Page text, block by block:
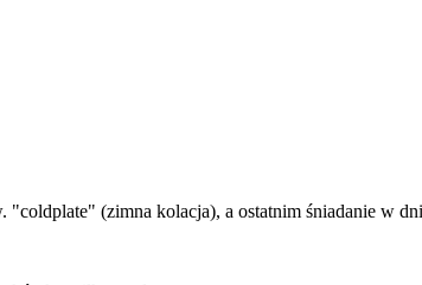
(zimna kolacja), a ostatnim śniadanie w